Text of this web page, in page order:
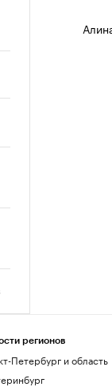
регионов
Петербург и область